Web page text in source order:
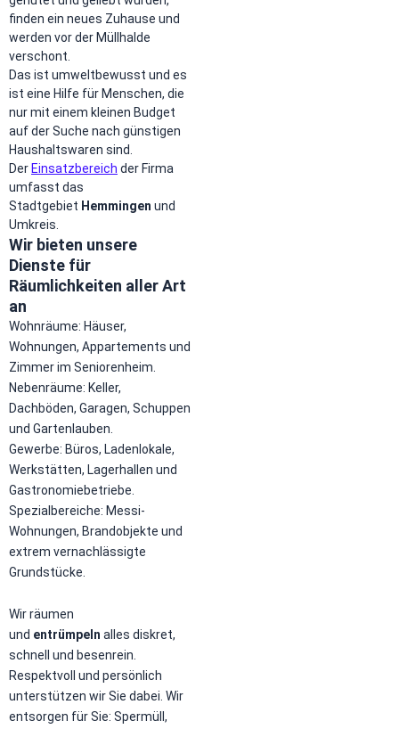
finden ein neues Zuhause und
werden vor der Müllhalde
verschont.
Das ist umweltbewusst und es
ist eine Hilfe für Menschen, die
nur mit einem kleinen Budget
auf der Suche nach günstigen
Haushaltswaren sind.
Der Einsatzbereich der Firma
umfasst das
Stadtgebiet Hemmingen und
Umkreis.
Wir bieten unsere
Dienste für
Räumlichkeiten aller Art
an
Wohnräume: Häuser,
Wohnungen, Appartements und
Zimmer im Seniorenheim.
Nebenräume: Keller,
Dachböden, Garagen, Schuppen
und Gartenlauben.
Gewerbe: Büros, Ladenlokale,
Werkstätten, Lagerhallen und
Gastronomiebetriebe.
Spezialbereiche: Messi-
Wohnungen, Brandobjekte und
extrem vernachlässigte
Grundstücke.
Wir räumen
und entrümpeln alles diskret,
schnell und besenrein.
Respektvoll und persönlich
unterstützen wir Sie dabei. Wir
entsorgen für Sie: Spermüll,